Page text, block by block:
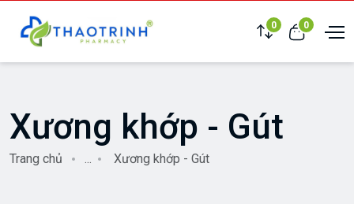
0 0
Xương khớp - Gút
Trang chủ ... Xương khớp - Gút